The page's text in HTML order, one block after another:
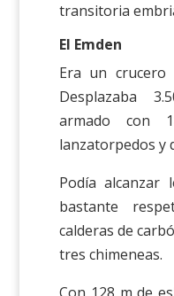
transitoria
El Emden
Era un crucero
Desplazaba
armado con
lanzatorpedos y
Podía alcanzar
bastante
calderas de
tres chimeneas.